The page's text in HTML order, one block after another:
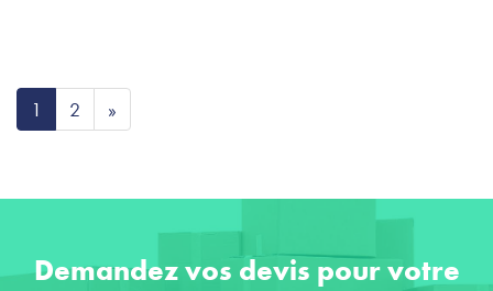
1 2 »
Demandez vos devis pour votre